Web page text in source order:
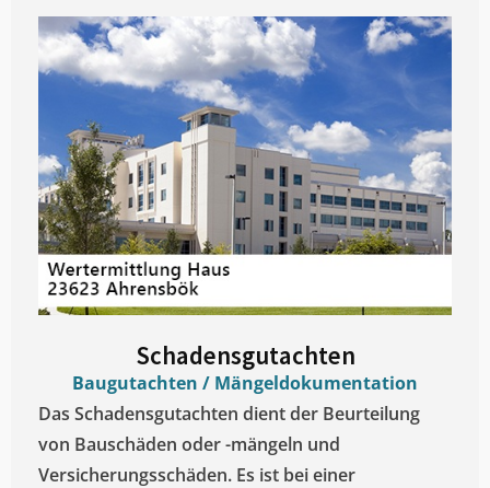
Schadensgutachten
Baugutachten / Mängeldokumentation
Das Schadensgutachten dient der Beurteilung
von Bauschäden oder -mängeln und
Versicherungsschäden. Es ist bei einer